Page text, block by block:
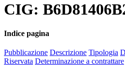
CIG:
Indice pagina
Pubblicazione Descrizione Tipologia
Riservata Determinazione a contrattare